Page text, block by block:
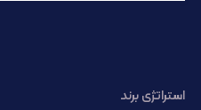
استراتژی برند